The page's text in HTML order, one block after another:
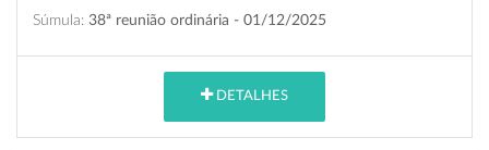
Súmula: 38ª reunião ordinária - 01/12/2025
DETALHES